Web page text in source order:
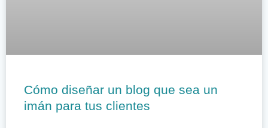
Cómo diseñar un blog que sea un
imán para tus clientes